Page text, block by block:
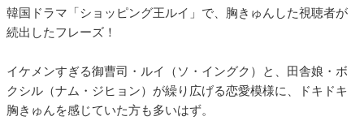
韓国ドラマ「ショッピング王ルイ」で、胸きゅんした視聴者が
続出したフレーズ！
イケメンすぎる御曹司・ルイ（ソ・イングク）と、田舎娘・ボ
クシル（ナム・ジヒョン）が繰り広げる恋愛模様に、ドキドキ
胸きゅんを感じていた方も多いはず。